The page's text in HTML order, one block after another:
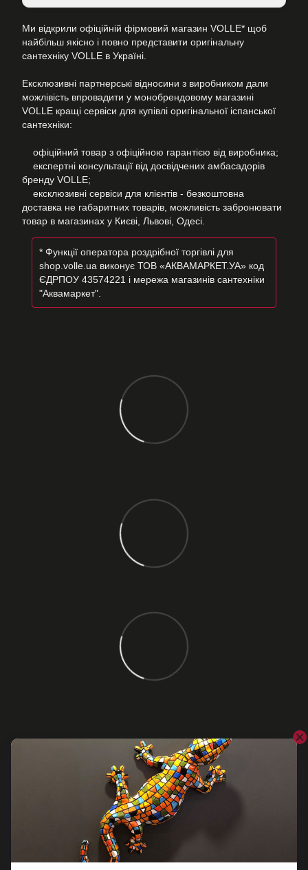
Ми відкрили офіційній фірмовий магазин VOLLE* щоб
найбільш якісно і повно представити оригінальну
сантехніку VOLLE в Україні.
Ексклюзивні партнерські відносини з виробником дали
можлівість впровадити у монобрендовому магазині
VOLLE кращі сервіси для купівлі оригінальної іспанської
сантехніки:
офіційний товар з офіційною гарантією від виробника;
експертні консультації від досвідчених амбасадорів
бренду VOLLE;
ексклюзивні сервіси для клієнтів - безкоштовна
доставка не габаритних товарів, можливість забронювати
товар в магазинах у Києві, Львові, Одесі.
* Функції оператора роздрібної торгівлі для
shop.volle.ua виконує ТОВ «АКВАМАРКЕТ.УА» код
ЄДРПОУ 43574221 і мережа магазинів сантехніки
"Аквамаркет".
Додайте перший відгук